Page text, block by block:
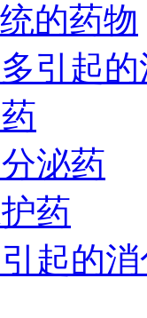
的药物
引起
泌药
药
起的